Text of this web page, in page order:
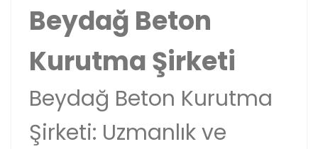
Beydağ Beton
Kurutma Şirketi
Beydağ Beton Kurutma
Şirketi: Uzmanlık ve